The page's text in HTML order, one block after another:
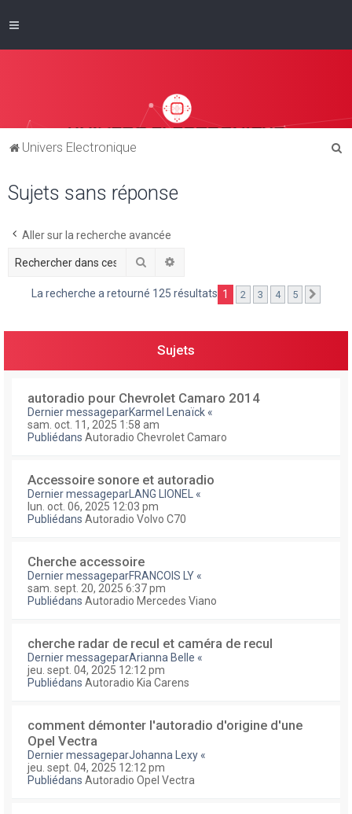
Univers Electronique
Sujets sans réponse
Aller sur la recherche avancée
Rechercher
La recherche a retourné 125 résultats 1 2 3 4 5
Sujets
autoradio pour Chevrolet Camaro 2014
Dernier messageparKarmel Lenaïck «
sam. oct. 11, 2025 1:58 am
Publiédans Autoradio Chevrolet Camaro
Accessoire sonore et autoradio
Dernier messagepar LANG LIONEL
«
lun. oct. 06, 2025 12:03 pm
Publiédans Autoradio Volvo C70
Cherche accessoire
Dernier messageparFRANCOIS LY «
sam. sept. 20, 2025 6:37 pm
Publiédans Autoradio Mercedes Viano
cherche radar de recul et caméra de recul
Dernier messageparArianna Belle «
jeu. sept. 04, 2025 12:12 pm
Publiédans Autoradio Kia Carens
comment démonter l'autoradio d'origine d'une
Opel Vectra
Dernier messageparJohanna Lexy «
jeu. sept. 04, 2025 12:12 pm
Publiédans Autoradio Opel Vectra